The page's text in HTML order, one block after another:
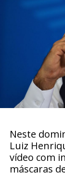
Neste
Luiz
vídeo com
máscaras